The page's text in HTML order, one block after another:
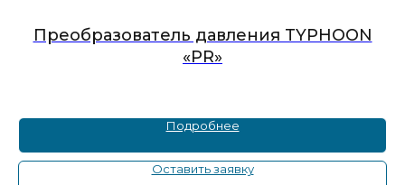
Преобразователь давления TYPHOON
«PR»
Подробнее
Оставить заявку